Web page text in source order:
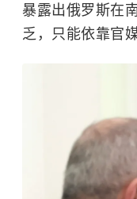
暴露出俄罗斯在
乏，只能依靠官